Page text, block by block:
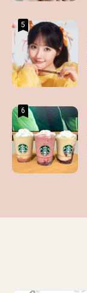
5
6
5
6
5
6